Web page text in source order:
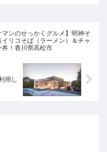
マンのせっかくグルメ】明神そ
イリコそば（ラーメン）＆チャ
丼！香川県高松市
用し